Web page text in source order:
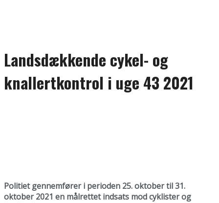
Landsdækkende cykel- og
knallertkontrol i uge 43 2021
Politiet gennemfører i perioden 25. oktober til 31.
oktober 2021 en målrettet indsats mod cyklister og